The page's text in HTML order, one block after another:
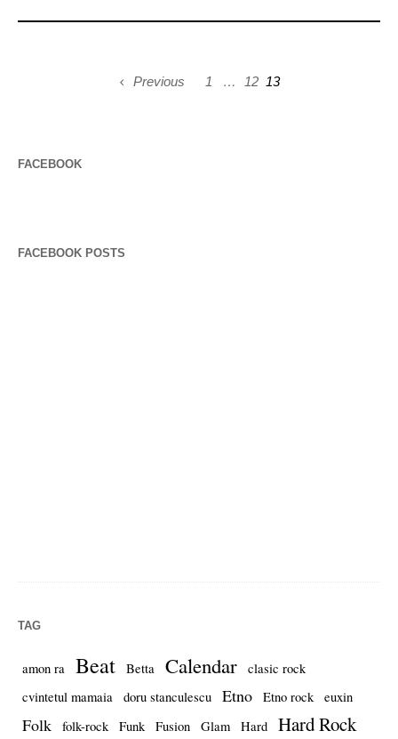
Previous 1 … 12 13
FACEBOOK
FACEBOOK POSTS
TAG
amon ra Beat Betta Calendar
clasic rock
cvintetul mamaia
doru stanculescu Etno Etno rock euxin
Folk folk-rock Funk Fusion Glam Hard Hard Rock